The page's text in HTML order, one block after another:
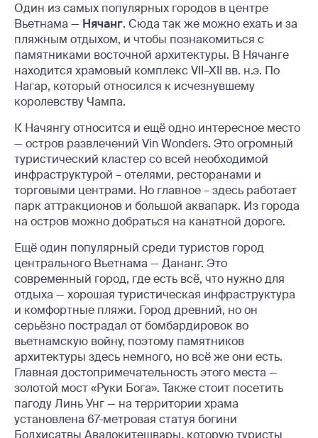
Один из самых популярных городов в центре
Вьетнама — Нячанг. Сюда так же можно ехать и за
пляжным отдыхом, и чтобы познакомиться с
памятниками восточной архитектуры. В Нячанге
находится храмовый комплекс VII–XII вв. н.э. По
Нагар, который относился к исчезнувшему
королевству Чампа.
К Начянгу относится и ещё одно интересное место
— остров развлечений Vin Wonders. Это огромный
туристический кластер со всей необходимой
инфраструктурой – отелями, ресторанами и
торговыми центрами. Но главное – здесь работает
парк аттракционов и большой аквапарк. Из города
на остров можно добраться на канатной дороге.
Ещё один популярный среди туристов город
центрального Вьетнама — Дананг. Это
современный город, где есть всё, что нужно для
отдыха — хорошая туристическая инфраструктура
и комфортные пляжи. Город древний, но он
серьёзно пострадал от бомбардировок во
вьетнамскую войну, поэтому памятников
архитектуры здесь немного, но всё же они есть.
Главная достопримечательность этого места —
золотой мост «Руки Бога». Также стоит посетить
пагоду Линь Унг — на территории храма
установлена 67-метровая статуя богини